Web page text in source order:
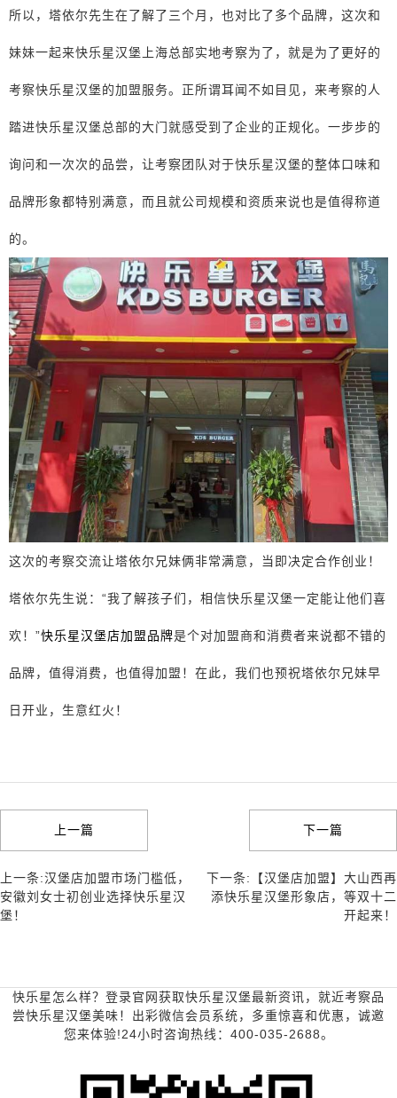
所以，塔依尔先生在了解了三个月，也对比了多个品牌，这次和
妹妹一起来快乐星汉堡上海总部实地考察为了，就是为了更好的
考察快乐星汉堡的加盟服务。正所谓耳闻不如目见，来考察的人
踏进快乐星汉堡总部的大门就感受到了企业的正规化。一步步的
询问和一次次的品尝，让考察团队对于快乐星汉堡的整体口味和
品牌形象都特别满意，而且就公司规模和资质来说也是值得称道
的。
这次的考察交流让塔依尔兄妹俩非常满意，当即决定合作创业！
塔依尔先生说：“我了解孩子们，相信快乐星汉堡一定能让他们喜
欢！”快乐星汉堡店加盟品牌是个对加盟商和消费者来说都不错的
品牌，值得消费，也值得加盟！在此，我们也预祝塔依尔兄妹早
日开业，生意红火！
上一篇
上一条:汉堡店加盟市场门槛低，
安徽刘女士初创业选择快乐星汉
堡！
下一篇
下一条:【汉堡店加盟】大山西再
添快乐星汉堡形象店，等双十二
开起来！
快乐星怎么样？登录官网获取快乐星汉堡最新资讯，就近考察品
尝快乐星汉堡美味！出彩微信会员系统，多重惊喜和优惠，诚邀
您来体验!24小时咨询热线：400-035-2688。